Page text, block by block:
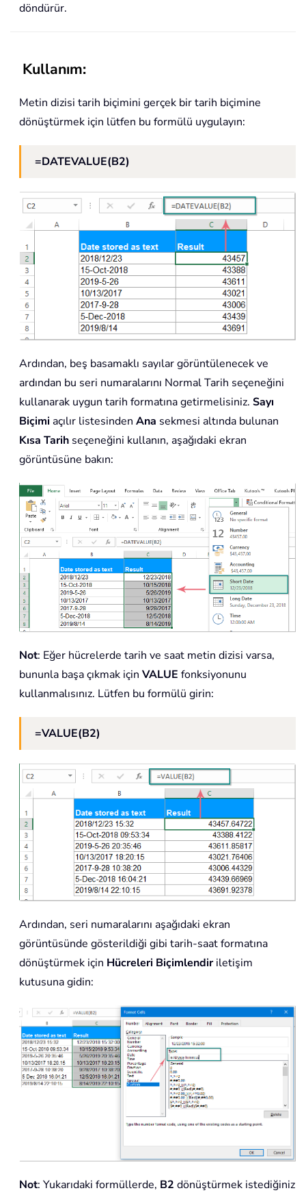
döndürür.
Kullanım:
Metin dizisi tarih biçimini gerçek bir tarih biçimine
dönüştürmek için lütfen bu formülü uygulayın:
=DATEVALUE(B2)
Ardından, beş basamaklı sayılar görüntülenecek ve
ardından bu seri numaralarını Normal Tarih seçeneğini
kullanarak uygun tarih formatına getirmelisiniz. Sayı
Biçimi açılır listesinden Ana sekmesi altında bulunan
Kısa Tarih seçeneğini kullanın, aşağıdaki ekran
görüntüsüne bakın:
Not: Eğer hücrelerde tarih ve saat metin dizisi varsa,
bununla başa çıkmak için VALUE fonksiyonunu
kullanmalısınız. Lütfen bu formülü girin:
=VALUE(B2)
Ardından, seri numaralarını aşağıdaki ekran
görüntüsünde gösterildiği gibi tarih-saat formatına
dönüştürmek için Hücreleri Biçimlendiriletişim
kutusuna gidin:
Not: Yukarıdaki formüllerde, B2 dönüştürmek istediğiniz